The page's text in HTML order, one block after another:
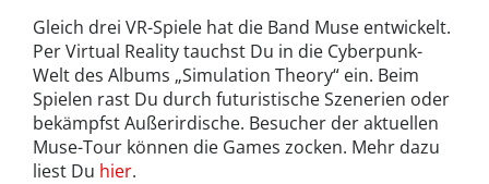
Gleich drei VR-Spiele hat die Band Muse entwickelt.
Per Virtual Reality tauchst Du in die Cyberpunk-
Welt des Albums „Simulation Theory“ ein. Beim
Spielen rast Du durch futuristische Szenerien oder
bekämpfst Außerirdische. Besucher der aktuellen
Muse-Tour können die Games zocken. Mehr dazu
liest Du hier.